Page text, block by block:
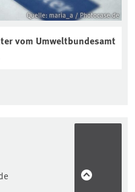
Quelle: maria_a / Photocase.de
vom Umweltbundesamt